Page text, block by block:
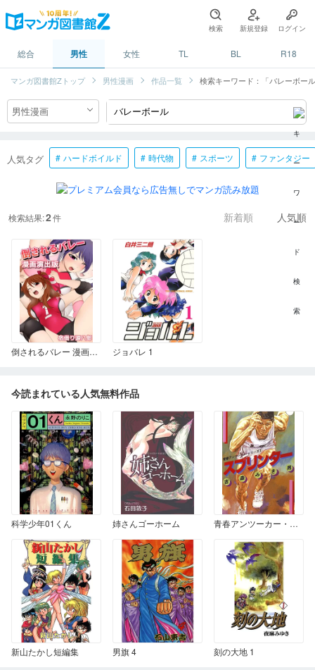
検索 新規登録 ログイン
総合 男性 女性 TL BL R18
マンガ図書館Zトップ 男性漫画 作品一覧 検索キーワード：「バレーボー
人気タグ ハードボイルド 時代物 スポーツ ファンタジー
検索結果:2件 新着順 人気順
倒されるバレー 漫画演出版 1 ジョバレ 1
今読まれている人気無料作品
科学少年01くん 姉さんゴーホーム 青春アンツーカー・シリーズ 1 スプリンター
新山たかし短編集 男旗 4 刻の大地 1